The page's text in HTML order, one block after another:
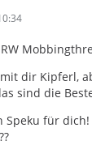
dir Kipferl,
sind die
Speku für